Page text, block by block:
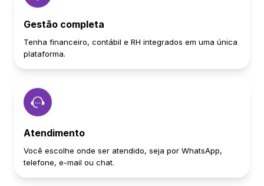
Gestão completa
Tenha financeiro, contábil e RH integrados em uma única
plataforma.
Atendimento
Você escolhe onde ser atendido, seja por WhatsApp,
telefone, e-mail ou chat.